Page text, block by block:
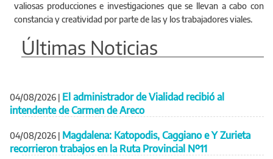
valiosas producciones e investigaciones que se llevan a cabo con
constancia y creatividad por parte de las y los trabajadores viales.
Últimas Noticias
04/08/2026 | El administrador de Vialidad recibió al
intendente de Carmen de Areco
04/08/2026 | Magdalena: Katopodis, Caggiano e Y Zurieta
recorrieron trabajos en la Ruta Provincial Nº11